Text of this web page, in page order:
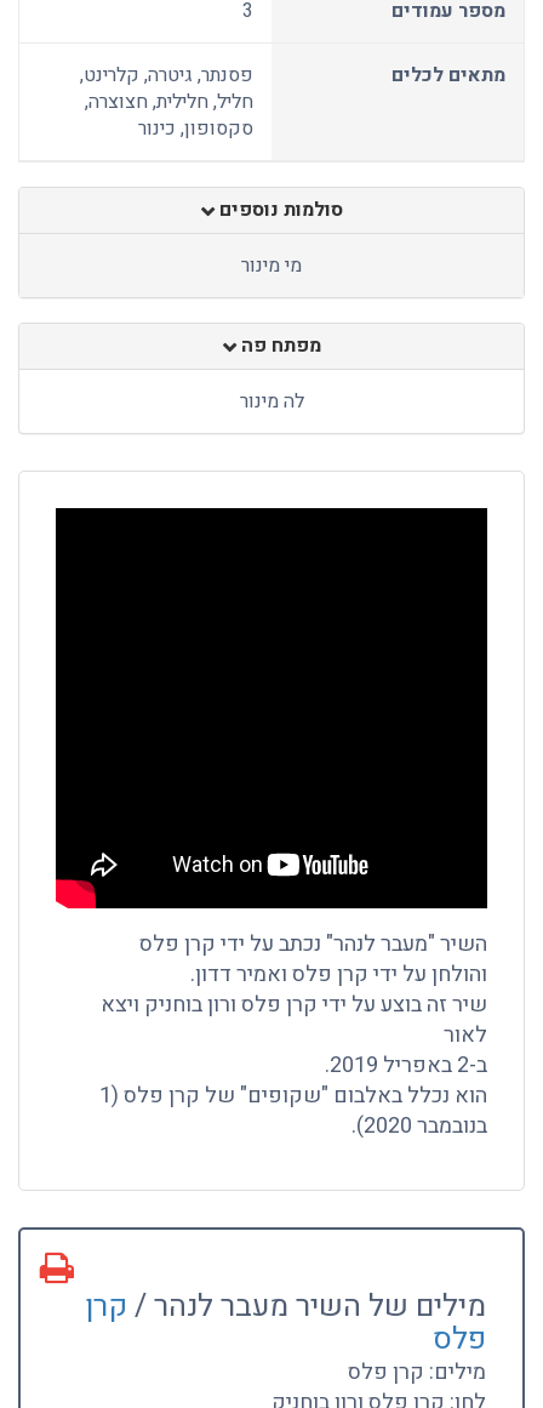
מספר עמודים 3
מתאים לכלים
פסנתר, גיטרה, קלרינט,
חליל, חלילית, חצוצרה,
סקסופון, כינור
סולמות נוספים
מי מינור
מפתח פה
לה מינור
השיר "מעבר לנהר" נכתב על ידי קרן פלס
והולחן על ידי קרן פלס ואמיר דדון.
שיר זה בוצע על ידי קרן פלס ורון בוחניק ויצא
לאור
ב-2 באפריל 2019.
הוא נכלל באלבום "שקופים" של קרן פלס (1
בנובמבר 2020).
מילים של השיר מעבר לנהר / קרן
פלס
מילים: קרן פלס